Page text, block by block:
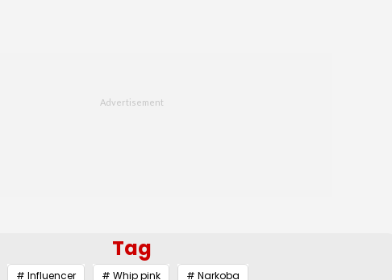
Tag
# Influencer # Whip pink # Narkoba